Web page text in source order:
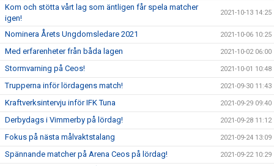
Kom och stötta vårt lag som äntligen får spela matcher
igen!
2021-10-13 14:25
Nominera Årets Ungdomsledare 2021 2021-10-06 10:25
Med erfarenheter från båda lagen 2021-10-02 06:00
Stormvarning på Ceos! 2021-10-01 10:48
Trupperna inför lördagens match! 2021-09-30 11:43
Kraftverksintervju inför IFK Tuna 2021-09-29 09:40
Derbydags i Vimmerby på lördag! 2021-09-28 11:12
Fokus på nästa målvaktstalang 2021-09-24 13:09
Spännande matcher på Arena Ceos på lördag! 2021-09-22 10:29